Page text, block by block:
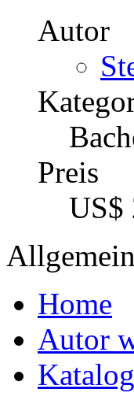
Autor
Preis
US$
Allgemein
Home
Autor
Katalog